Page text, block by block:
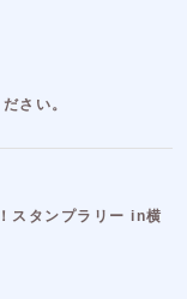
さい。
スタンプラリー in横